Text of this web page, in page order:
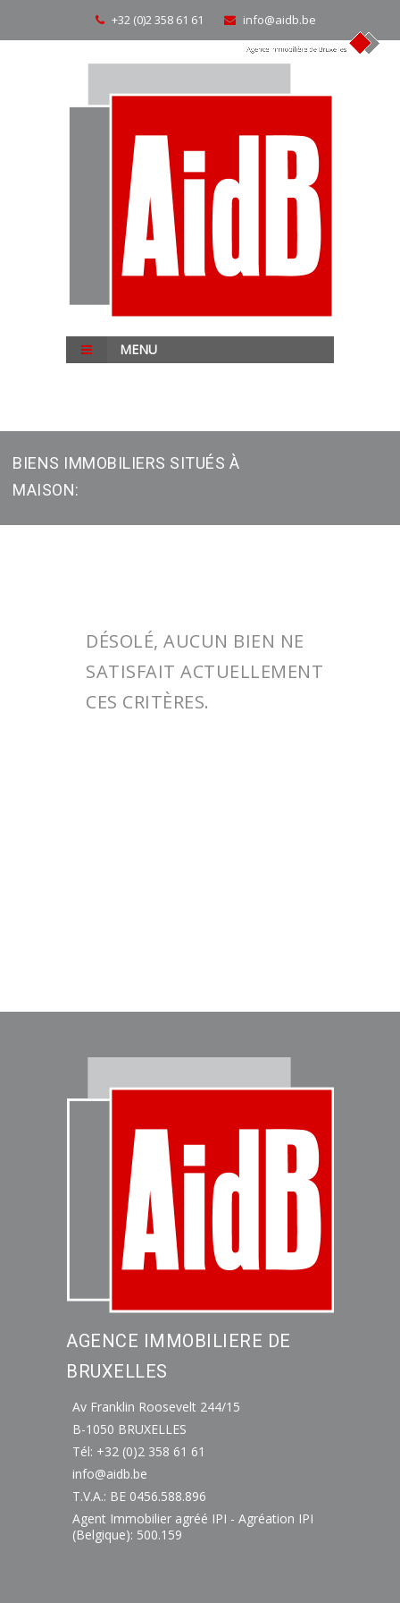
+32 (0)2 358 61 61 info@aidb.be
MENU
BIENS IMMOBILIERS SITUÉS À
MAISON:
DÉSOLÉ, AUCUN BIEN NE
SATISFAIT ACTUELLEMENT
CES CRITÈRES.
AGENCE IMMOBILIERE DE
BRUXELLES
Av Franklin Roosevelt 244/15
B-1050 BRUXELLES
Tél: +32 (0)2 358 61 61
info@aidb.be
T.V.A.: BE 0456.588.896
Agent Immobilier agréé IPI - Agréation IPI
(Belgique): 500.159